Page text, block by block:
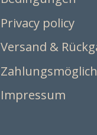
Privacy policy
Versand &
Impressum